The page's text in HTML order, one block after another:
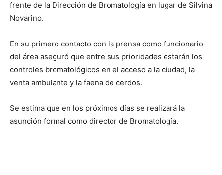
frente de la Dirección de Bromatología en lugar de Silvina
Novarino.
En su primero contacto con la prensa como funcionario
del área aseguró que entre sus prioridades estarán los
controles bromatológicos en el acceso a la ciudad, la
venta ambulante y la faena de cerdos.
Se estima que en los próximos días se realizará la
asunción formal como director de Bromatología.